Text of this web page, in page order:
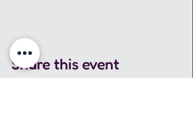
Share this event